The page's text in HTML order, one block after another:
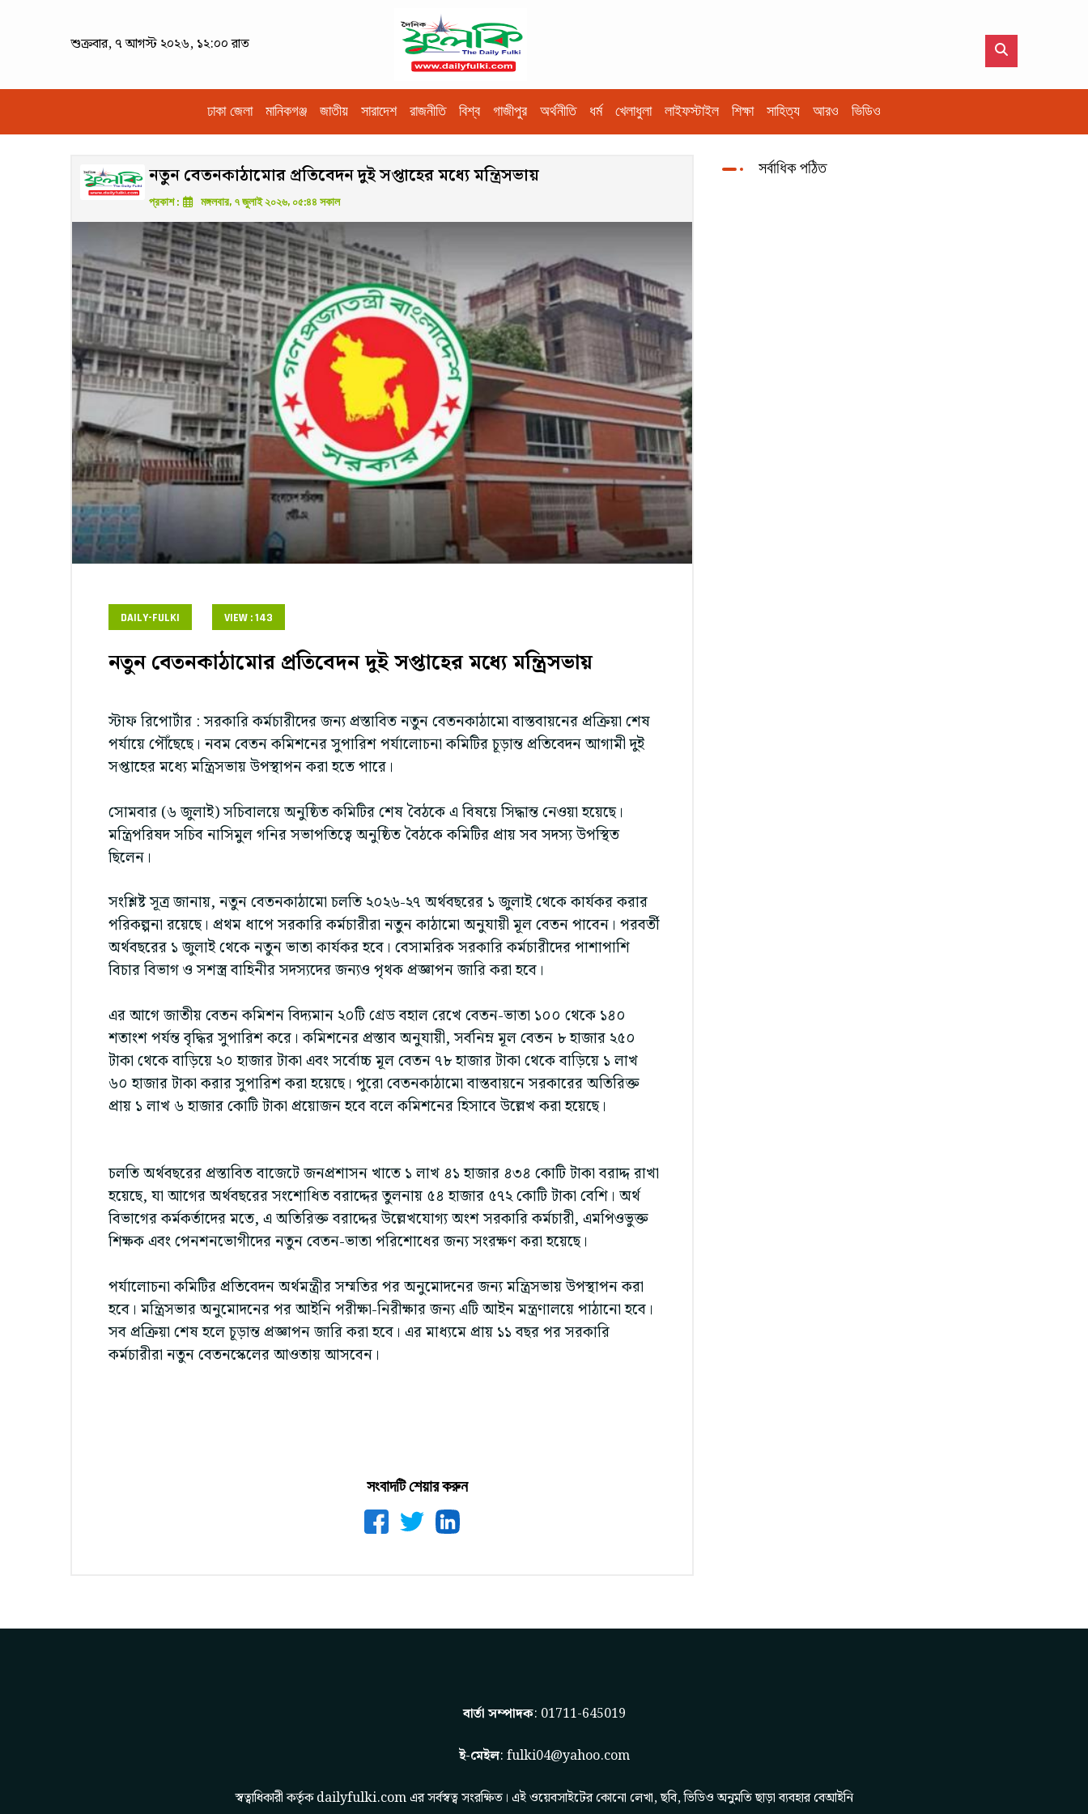
শুক্রবার, ৭ আগস্ট ২০২৬, ১২:০০ রাত
ঢাকা জেলা মানিকগঞ্জ জাতীয় সারাদেশ রাজনীতি বিশ্ব গাজীপুর অর্থনীতি ধর্ম খেলাধুলা লাইফস্টাইল শিক্ষা সাহিত্য আরও ভিডিও
নতুন বেতনকাঠামোর প্রতিবেদন দুই সপ্তাহের মধ্যে মন্ত্রিসভায়
প্রকাশ : মঙ্গলবার, ৭ জুলাই ২০২৬, ০৫:৪৪ সকাল
DAILY-FULKI VIEW : 143
নতুন বেতনকাঠামোর প্রতিবেদন দুই সপ্তাহের মধ্যে মন্ত্রিসভায়
স্টাফ রিপোর্টার : সরকারি কর্মচারীদের জন্য প্রস্তাবিত নতুন বেতনকাঠামো বাস্তবায়নের প্রক্রিয়া শেষ
পর্যায়ে পৌঁছেছে। নবম বেতন কমিশনের সুপারিশ পর্যালোচনা কমিটির চূড়ান্ত প্রতিবেদন আগামী দুই
সপ্তাহের মধ্যে মন্ত্রিসভায় উপস্থাপন করা হতে পারে।
সোমবার (৬ জুলাই) সচিবালয়ে অনুষ্ঠিত কমিটির শেষ বৈঠকে এ বিষয়ে সিদ্ধান্ত নেওয়া হয়েছে।
মন্ত্রিপরিষদ সচিব নাসিমুল গনির সভাপতিত্বে অনুষ্ঠিত বৈঠকে কমিটির প্রায় সব সদস্য উপস্থিত
ছিলেন।
সংশ্লিষ্ট সূত্র জানায়, নতুন বেতনকাঠামো চলতি ২০২৬-২৭ অর্থবছরের ১ জুলাই থেকে কার্যকর করার
পরিকল্পনা রয়েছে। প্রথম ধাপে সরকারি কর্মচারীরা নতুন কাঠামো অনুযায়ী মূল বেতন পাবেন। পরবর্তী
অর্থবছরের ১ জুলাই থেকে নতুন ভাতা কার্যকর হবে। বেসামরিক সরকারি কর্মচারীদের পাশাপাশি
বিচার বিভাগ ও সশস্ত্র বাহিনীর সদস্যদের জন্যও পৃথক প্রজ্ঞাপন জারি করা হবে।
এর আগে জাতীয় বেতন কমিশন বিদ্যমান ২০টি গ্রেড বহাল রেখে বেতন-ভাতা ১০০ থেকে ১৪০
শতাংশ পর্যন্ত বৃদ্ধির সুপারিশ করে। কমিশনের প্রস্তাব অনুযায়ী, সর্বনিম্ন মূল বেতন ৮ হাজার ২৫০
টাকা থেকে বাড়িয়ে ২০ হাজার টাকা এবং সর্বোচ্চ মূল বেতন ৭৮ হাজার টাকা থেকে বাড়িয়ে ১ লাখ
৬০ হাজার টাকা করার সুপারিশ করা হয়েছে। পুরো বেতনকাঠামো বাস্তবায়নে সরকারের অতিরিক্ত
প্রায় ১ লাখ ৬ হাজার কোটি টাকা প্রয়োজন হবে বলে কমিশনের হিসাবে উল্লেখ করা হয়েছে।
চলতি অর্থবছরের প্রস্তাবিত বাজেটে জনপ্রশাসন খাতে ১ লাখ ৪১ হাজার ৪৩৪ কোটি টাকা বরাদ্দ রাখা
হয়েছে, যা আগের অর্থবছরের সংশোধিত বরাদ্দের তুলনায় ৫৪ হাজার ৫৭২ কোটি টাকা বেশি। অর্থ
বিভাগের কর্মকর্তাদের মতে, এ অতিরিক্ত বরাদ্দের উল্লেখযোগ্য অংশ সরকারি কর্মচারী, এমপিওভুক্ত
শিক্ষক এবং পেনশনভোগীদের নতুন বেতন-ভাতা পরিশোধের জন্য সংরক্ষণ করা হয়েছে।
পর্যালোচনা কমিটির প্রতিবেদন অর্থমন্ত্রীর সম্মতির পর অনুমোদনের জন্য মন্ত্রিসভায় উপস্থাপন করা
হবে। মন্ত্রিসভার অনুমোদনের পর আইনি পরীক্ষা-নিরীক্ষার জন্য এটি আইন মন্ত্রণালয়ে পাঠানো হবে।
সব প্রক্রিয়া শেষ হলে চূড়ান্ত প্রজ্ঞাপন জারি করা হবে। এর মাধ্যমে প্রায় ১১ বছর পর সরকারি
কর্মচারীরা নতুন বেতনস্কেলের আওতায় আসবেন।
সংবাদটি শেয়ার করুন
সর্বাধিক পঠিত
বার্তা সম্পাদক: 01711-645019
ই-মেইল: fulki04@yahoo.com
স্বত্বাধিকারী কর্তৃকdailyfulki.comএর সর্বস্বত্ব সংরক্ষিত। এই ওয়েবসাইটের কোনো লেখা, ছবি, ভিডিও অনুমতি ছাড়া ব্যবহার বেআইনি